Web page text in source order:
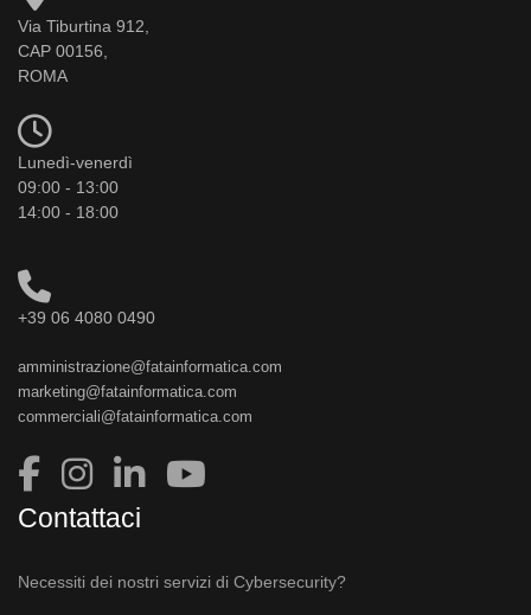
Via Tiburtina 912,
CAP 00156,
ROMA
Lunedì-venerdì
09:00 - 13:00
14:00 - 18:00
+39 06 4080 0490
amministrazione@fatainformatica.com
marketing@fatainformatica.com
commerciali@fatainformatica.com
Contattaci
Necessiti dei nostri servizi di Cybersecurity?